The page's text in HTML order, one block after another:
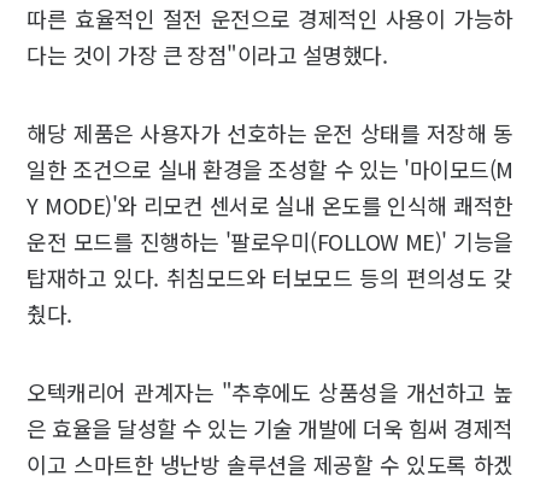
따른 효율적인 절전 운전으로 경제적인 사용이 가능하
다는 것이 가장 큰 장점"이라고 설명했다.
해당 제품은 사용자가 선호하는 운전 상태를 저장해 동
일한 조건으로 실내 환경을 조성할 수 있는 '마이모드(M
Y MODE)'와 리모컨 센서로 실내 온도를 인식해 쾌적한
운전 모드를 진행하는 '팔로우미(FOLLOW ME)' 기능을
탑재하고 있다. 취침모드와 터보모드 등의 편의성도 갖
췄다.
오텍캐리어 관계자는 "추후에도 상품성을 개선하고 높
은 효율을 달성할 수 있는 기술 개발에 더욱 힘써 경제적
이고 스마트한 냉난방 솔루션을 제공할 수 있도록 하겠